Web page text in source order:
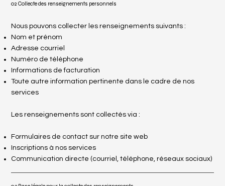
02 Collecte des renseignements personnels
Nous pouvons collecter les renseignements suivants :
Nom et prénom
Adresse courriel
Numéro de téléphone
Informations de facturation
Toute autre information pertinente dans le cadre de nos
services
Les renseignements sont collectés via :
Formulaires de contact sur notre site web
Inscriptions à nos services
Communication directe (courriel, téléphone, réseaux sociaux)